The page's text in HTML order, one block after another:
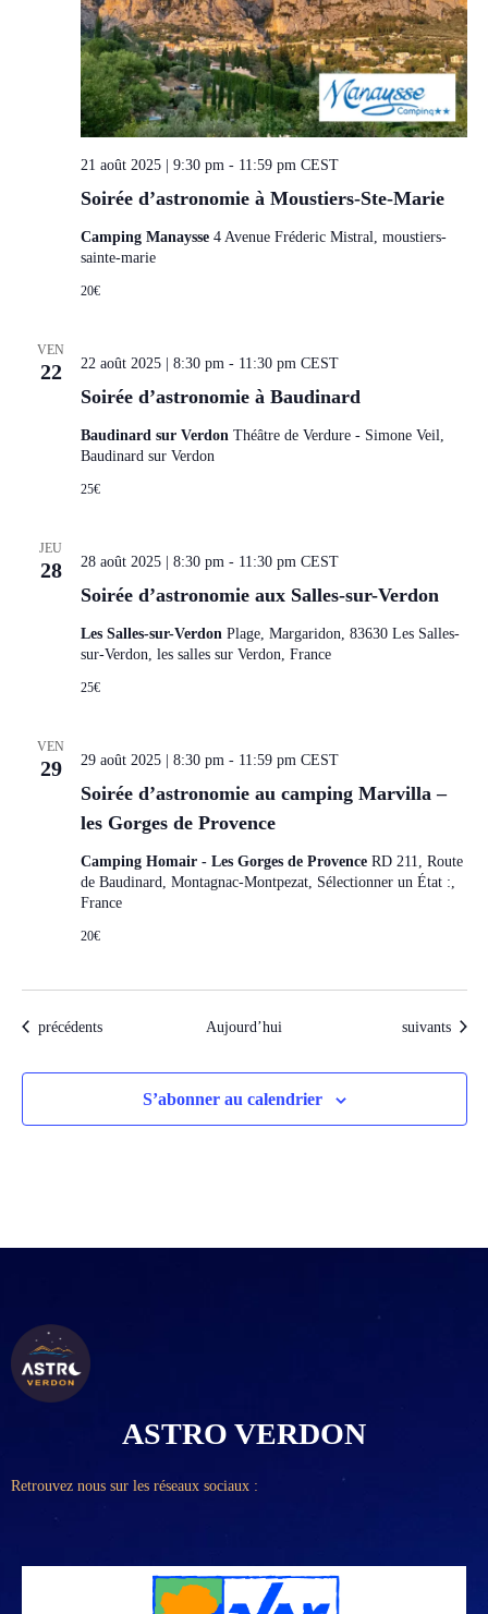
Soirée d’astronomie à Moustiers-Ste-Marie
21 août 2025 | 9:30 pm - 11:59 pm CEST
Camping Manaysse 4 Avenue Fréderic Mistral, moustiers-
sainte-marie
20€
VEN
22
Soirée d’astronomie à Baudinard
22 août 2025 | 8:30 pm - 11:30 pm CEST
Baudinard sur Verdon Théâtre de Verdure - Simone Veil,
Baudinard sur Verdon
25€
JEU
28
Soirée d’astronomie aux Salles-sur-Verdon
28 août 2025 | 8:30 pm - 11:30 pm CEST
Les Salles-sur-Verdon Plage, Margaridon, 83630 Les Salles-
sur-Verdon, les salles sur Verdon, France
25€
VEN
29
Soirée d’astronomie au camping Marvilla –
les Gorges de Provence
29 août 2025 | 8:30 pm - 11:59 pm CEST
Camping Homair - Les Gorges de Provence RD 211, Route
de Baudinard, Montagnac-Montpezat, Sélectionner un État :,
France
20€
Évènements
précédents Aujourd’hui Évènements
suivants
S’abonner au calendrier
ASTRO VERDON
Retrouvez nous sur les réseaux sociaux :